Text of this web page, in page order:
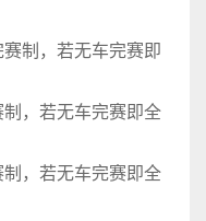
制，若无车完赛即
，若无车完赛即全
，若无车完赛即全